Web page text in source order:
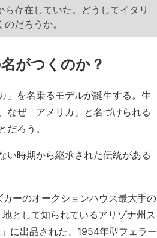
存在していた。どうしてイタリ
だろうか。
がつくのか？
」を名乗るモデルが誕生する。生
なぜ「アメリカ」と名づけられる
ろう。
時期から継承された伝統がある
ーのオークションハウス最大手の
として知られているアリゾナ州ス
に出品された、1954年型フェラー